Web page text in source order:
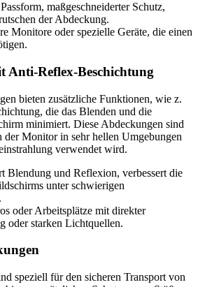
maßgeschneiderter Schutz,
der Abdeckung.
Monitore oder spezielle Geräte, die einen
Anti-Reflex-Beschichtung
bieten zusätzliche Funktionen, wie z.
die das Blenden und die
minimiert. Diese Abdeckungen sind
der Monitor in sehr hellen Umgebungen
verwendet wird.
Blendung und Reflexion, verbessert die
unter schwierigen
oder Arbeitsplätze mit direkter
oder starken Lichtquellen.
speziell für den sicheren Transport von